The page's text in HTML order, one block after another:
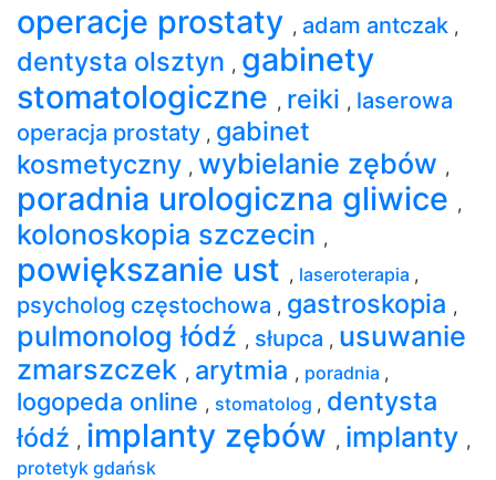
operacje prostaty , adam antczak ,
dentysta olsztyn , gabinety
stomatologiczne , reiki , laserowa
operacja prostaty , gabinet
kosmetyczny , wybielanie zębów ,
poradnia urologiczna gliwice ,
kolonoskopia szczecin ,
powiększanie ust , laseroterapia ,
psycholog częstochowa , gastroskopia ,
pulmonolog łódź , słupca , usuwanie
zmarszczek , arytmia , poradnia ,
logopeda online , stomatolog , dentysta
łódź , implanty zębów , implanty ,
protetyk gdańsk